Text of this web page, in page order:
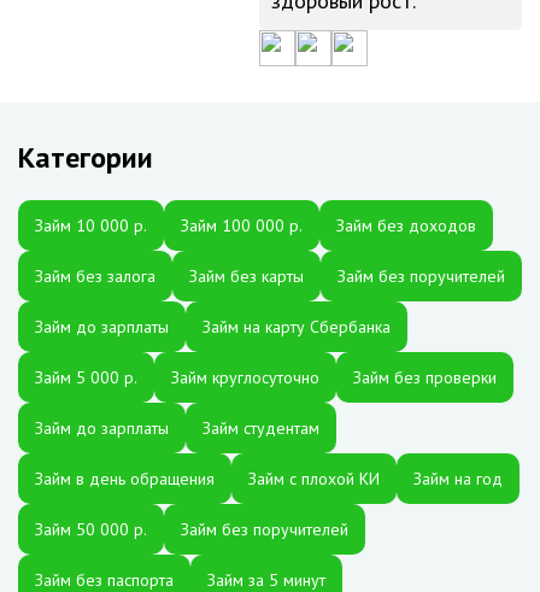
Категории
Займ 10 000 р. Займ 100 000 р. Займ без доходов
Займ без залога Займ без карты Займ без поручителей
Займ до зарплаты Займ на карту Сбербанка
Займ 5 000 р. Займ круглосуточно Займ без проверки
Займ до зарплаты Займ студентам
Займ в день обращения Займ с плохой КИ Займ на год
Займ 50 000 р. Займ без поручителей
Займ без паспорта Займ за 5 минут